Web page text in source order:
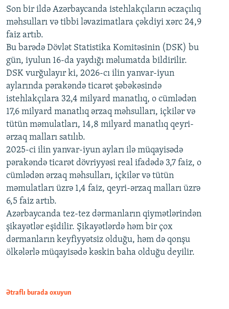
Auto 240p 360p 480p
720p 1080p
360p
480p
720p
1080p
Son bir ildə Azərbaycanda istehlakçıların əczaçılıq
məhsulları və tibbi ləvazimatlara çəkdiyi xərc 24,9
faiz artıb.
Bu barədə Dövlət Statistika Komitəsinin (DSK) bu
gün, iyulun 16-da yaydığı məlumatda bildirilir.
DSK vurğulayır ki, 2026-cı ilin yanvar-iyun
aylarında pərakəndə ticarət şəbəkəsində
istehlakçılara 32,4 milyard manatlıq, o cümlədən
17,6 milyard manatlıq ərzaq məhsulları, içkilər və
tütün məmulatları, 14,8 milyard manatlıq qeyri-
ərzaq malları satılıb.
2025-ci ilin yanvar-iyun ayları ilə müqayisədə
pərakəndə ticarət dövriyyəsi real ifadədə 3,7 faiz, o
cümlədən ərzaq məhsulları, içkilər və tütün
məmulatları üzrə 1,4 faiz, qeyri-ərzaq malları üzrə
6,5 faiz artıb.
Azərbaycanda tez-tez dərmanların qiymətlərindən
şikayətlər eşidilir. Şikayətlərdə həm bir çox
dərmanların keyfiyyətsiz olduğu, həm də qonşu
ölkələrlə müqayisədə kəskin baha olduğu deyilir.
Ətraflı burada oxuyun